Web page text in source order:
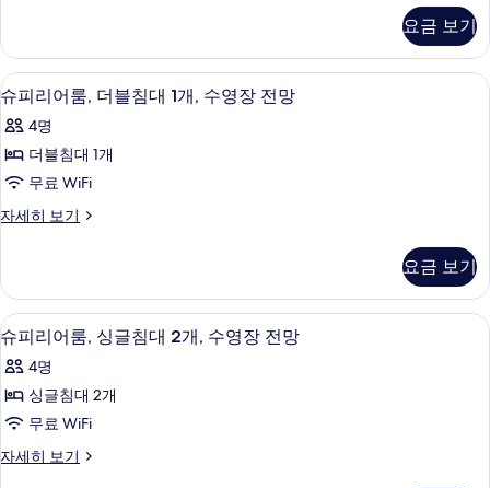
기
러
개)
사
진
모
두
보
침
대
(여
러
개)
자
히
보
기
요금 보기
슈
피
리
어
룸,
더
침
대
1
개,
수
영
장
미니바, 객실 내 금고, 책상, 노트북 작
8
슈피리어룸, 더블침대 1개, 수영장 전망
4명
더블침대 1개
무료 WiFi
자세히 보기
슈
룸,
더
블
침
대
수
영
장
요금 보기
슈
피
리
어
룸,
싱
미니바, 객실 내 금고, 책상, 노트북 작
10
슈피리어룸, 싱글침대 2개, 수영장 전망
4명
싱글침대 2개
무료 WiFi
자세히 보기
슈